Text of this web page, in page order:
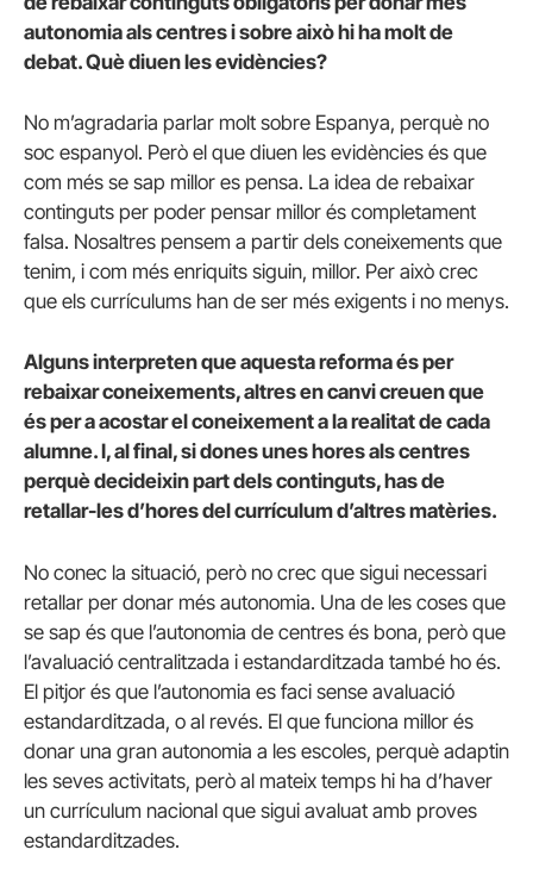
autonomia als centres i sobre això hi ha molt de
debat. Què diuen les evidències?
No m’agradaria parlar molt sobre Espanya, perquè no
soc espanyol. Però el que diuen les evidències és que
com més se sap millor es pensa. La idea de rebaixar
continguts per poder pensar millor és completament
falsa. Nosaltres pensem a partir dels coneixements que
tenim, i com més enriquits siguin, millor. Per això crec
que els currículums han de ser més exigents i no menys.
Alguns interpreten que aquesta reforma és per
rebaixar coneixements, altres en canvi creuen que
és per a acostar el coneixement a la realitat de cada
alumne. I, al final, si dones unes hores als centres
perquè decideixin part dels continguts, has de
retallar-les d’hores del currículum d’altres matèries.
No conec la situació, però no crec que sigui necessari
retallar per donar més autonomia. Una de les coses que
se sap és que l’autonomia de centres és bona, però que
l’avaluació centralitzada i estandarditzada també ho és.
El pitjor és que l’autonomia es faci sense avaluació
estandarditzada, o al revés. El que funciona millor és
donar una gran autonomia a les escoles, perquè adaptin
les seves activitats, però al mateix temps hi ha d’haver
un currículum nacional que sigui avaluat amb proves
estandarditzades.